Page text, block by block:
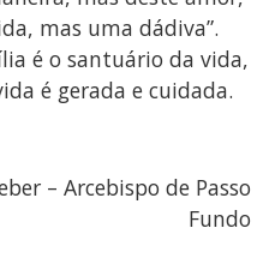
mas uma dádiva”.
é o santuário da vida,
é gerada e cuidada.
– Arcebispo de Passo
Fundo